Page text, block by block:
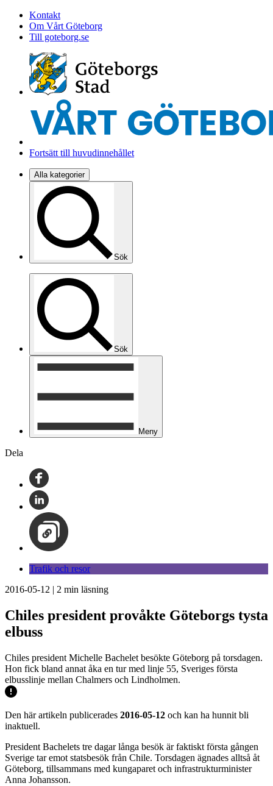
Kontakt
Om Vårt Göteborg
Till goteborg.se
Fortsätt till huvudinnehållet
Alla kategorier
Sök
Sök
Meny
Dela
Trafik och resor
2016-05-12 | 2 min läsning
Chiles president provåkte Göteborgs tysta
elbuss
Chiles president Michelle Bachelet besökte Göteborg på torsdagen.
Hon fick bland annat åka en tur med linje 55, Sveriges första
elbusslinje mellan Chalmers och Lindholmen.
Den här artikeln publicerades 2016-05-12 och kan ha hunnit bli
inaktuell.
President Bachelets tre dagar långa besök är faktiskt första gången
Sverige tar emot statsbesök från Chile. Torsdagen ägnades alltså åt
Göteborg, tillsammans med kungaparet och infrastrukturminister
Anna Johansson.